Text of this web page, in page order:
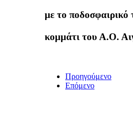
με το ποδοσφαιρικό
κομμάτι του Α.Ο.
Προηγούμενο
Επόμενο